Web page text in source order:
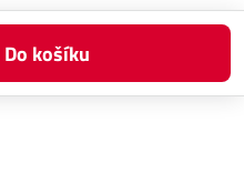
Do košíku